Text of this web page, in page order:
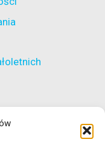
i Społecznej